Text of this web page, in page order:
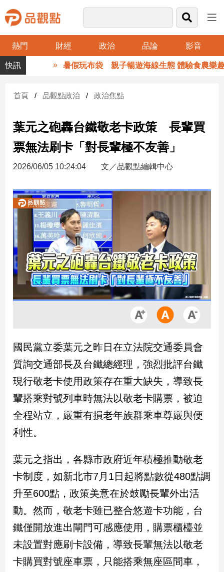
熱門 財經 政治 品論 影音
品
觀
財
台
財
新
產
經/
股
市
房
地
產
品
政
治
政
治
焦
觀
民
調
國
會
點
觀
點
暑假玩布袋 親子暢遊海線生態 體驗食農樂趣
首頁 品觀點政治 政治焦點
葉元之砲轟台鐵敬老卡政策 長輩買
票無法刷卡「對長輩極不友善」
2026/06/05 10:24:04 文／品觀點編輯中心
國民黨立委葉元之昨日在立法院交通委員會
質詢交通部長及台鐵總經理，強烈批評台鐵
現行敬老卡使用政策存在重大缺失，導致長
輩搭乘對號列車時無法以敬老卡購票，被迫
全程站立，嚴重有損老年族群乘車尊嚴與便
利性。
葉元之指出，各縣市政府近年積極推動敬老
卡制度，如新北市7月1日起將點數從480點調
升至600點，政策美意在於鼓勵長輩外出活
動。然而，敬老卡雖已整合悠遊卡功能，台
鐵僅開放進出閘門可感應使用，購票櫃檯並
未設置對應刷卡設備，導致長輩無法以敬老
卡購買對號座車票，只能搭乘無座區間車，